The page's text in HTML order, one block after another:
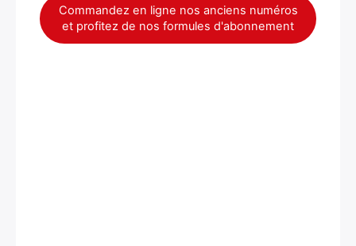
Commandez en ligne nos anciens numéros
et profitez de nos formules d'abonnement